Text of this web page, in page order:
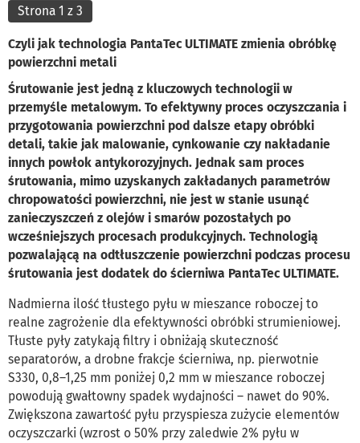
Strona 1 z 3
Czyli jak technologia PantaTec ULTIMATE zmienia obróbkę
powierzchni metali
Śrutowanie jest jedną z kluczowych technologii w
przemyśle metalowym. To efektywny proces oczyszczania i
przygotowania powierzchni pod dalsze etapy obróbki
detali, takie jak malowanie, cynkowanie czy nakładanie
innych powłok antykorozyjnych. Jednak sam proces
śrutowania, mimo uzyskanych zakładanych parametrów
chropowatości powierzchni, nie jest w stanie usunąć
zanieczyszczeń z olejów i smarów pozostałych po
wcześniejszych procesach produkcyjnych. Technologią
pozwalającą na odtłuszczenie powierzchni podczas procesu
śrutowania jest dodatek do ścierniwa PantaTec ULTIMATE.
Nadmierna ilość tłustego pyłu w mieszance roboczej to
realne zagrożenie dla efektywności obróbki strumieniowej.
Tłuste pyły zatykają filtry i obniżają skuteczność
separatorów, a drobne frakcje ścierniwa, np. pierwotnie
S330, 0,8–1,25 mm poniżej 0,2 mm w mieszance roboczej
powodują gwałtowny spadek wydajności – nawet do 90%.
Zwiększona zawartość pyłu przyspiesza zużycie elementów
oczyszczarki (wzrost o 50% przy zaledwie 2% pyłu w